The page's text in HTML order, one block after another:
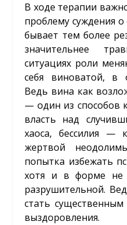
В ходе терапии
проблему суждения
бывает тем более
значительнее
ситуациях роли
себя виноватой, в
Ведь вина как
— один из способов
власть над
хаоса, бессилия —
жертвой
попытка избежать
хотя и в форме не
разрушительной.
стать
выздоровления.